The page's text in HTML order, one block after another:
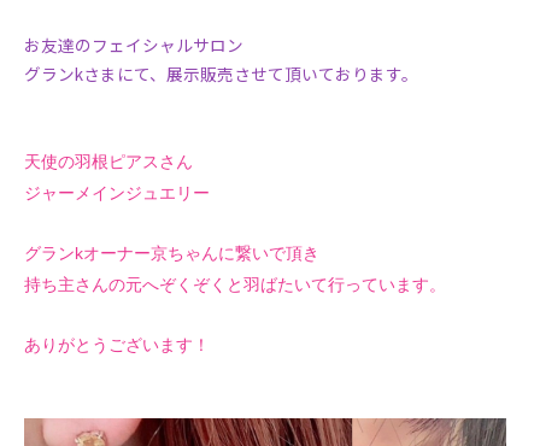
お友達のフェイシャルサロン
グランkさまにて、展示販売させて頂いております。
天使の羽根ピアスさん
ジャーメインジュエリー
グランkオーナー京ちゃんに繋いで頂き
持ち主さんの元へぞくぞくと羽ばたいて行っています。
ありがとうございます！